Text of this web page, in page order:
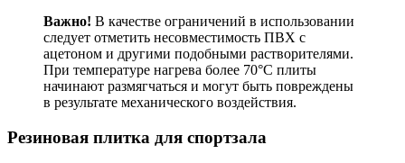
Важно! В качестве ограничений в использовании
следует отметить несовместимость ПВХ с
ацетоном и другими подобными растворителями.
При температуре нагрева более 70°C плиты
начинают размягчаться и могут быть повреждены
в результате механического воздействия.
Резиновая плитка для спортзала